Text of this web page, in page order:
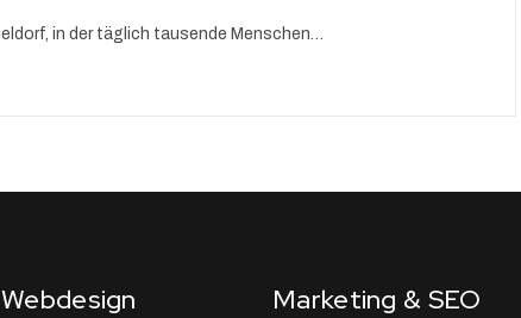
in der täglich tausende Menschen…
Webdesign Marketing & SEO